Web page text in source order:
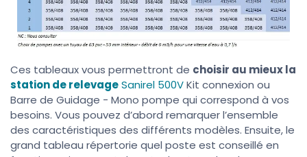
Ces tableaux vous permettront de choisir au mieux la
station de relevageSanirel 500VKit connexion ou
Barre de Guidage - Mono pompe qui correspond à vos
besoins. Vous pouvez d’abord remarquer l’ensemble
des caractéristiques des différents modèles. Ensuite, le
grand tableau répertorie quel poste est conseillé en